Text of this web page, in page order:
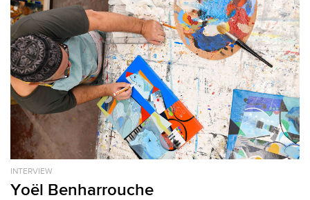
INTERVIEW
Yoël Benharrouche